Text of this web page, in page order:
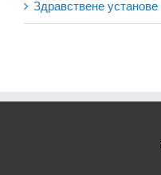
Здравствене установе